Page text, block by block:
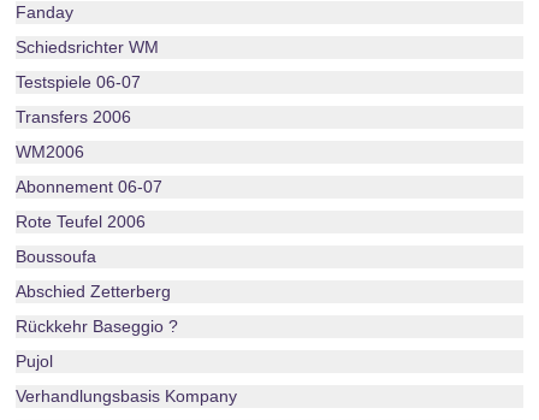
Fanday
Schiedsrichter WM
Testspiele 06-07
Transfers 2006
WM2006
Abonnement 06-07
Rote Teufel 2006
Boussoufa
Abschied Zetterberg
Rückkehr Baseggio ?
Pujol
Verhandlungsbasis Kompany